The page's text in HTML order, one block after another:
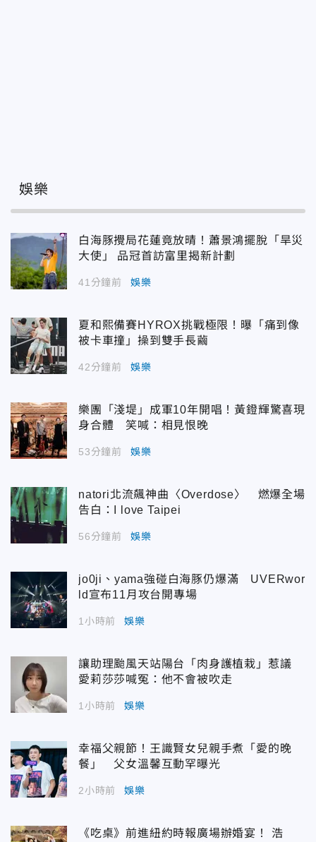
娛樂
白海豚攪局花蓮竟放晴！蕭景鴻擺脫「旱災
大使」 品冠首訪富里揭新計劃
41分鐘前 娛樂
夏和熙備賽HYROX挑戰極限！曝「痛到像
被卡車撞」操到雙手長繭
42分鐘前 娛樂
樂團「淺堤」成軍10年開唱！黃鐙輝驚喜現
身合體 笑喊：相見恨晚
53分鐘前 娛樂
natori北流飆神曲〈Overdose〉 燃爆全場
告白：I love Taipei
56分鐘前 娛樂
jo0ji、yama強碰白海豚仍爆滿 UVERwor
ld宣布11月攻台開專場
1小時前 娛樂
讓助理颱風天站陽台「肉身護植栽」惹議
愛莉莎莎喊冤：他不會被吹走
1小時前 娛樂
幸福父親節！王識賢女兒親手煮「愛的晚
餐」 父女溫馨互動罕曝光
2小時前 娛樂
《吃桌》前進紐約時報廣場辦婚宴！ 浩